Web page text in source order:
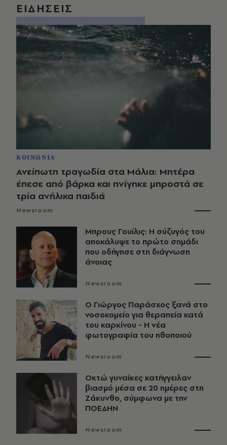
ΕΙΔΗΣΕΙΣ
ΚΟΙΝΩΝΙΑ
Ανείπωτη τραγωδία στα Μάλια: Μητέρα
έπεσε από βάρκα και πνίγηκε μπροστά σε
τρία ανήλικα παιδιά
Newsroom
Μπρους Γουίλις: Η σύζυγός του
αποκάλυψε το πρώτο σημάδι
που οδήγησε στη διάγνωση
άνοιας
Newsroom
O Γιώργος Παράσχος ξανά στο
νοσοκομείο για θεραπεία κατά
του καρκίνου - Η νέα
φωτογραφία του ηθοποιού
Newsroom
Οκτώ γυναίκες κατήγγειλαν
βιασμό μέσα σε 20 ημέρες στη
Ζάκυνθο, σύμφωνα με την
ΠΟΕΔΗΝ
Newsroom